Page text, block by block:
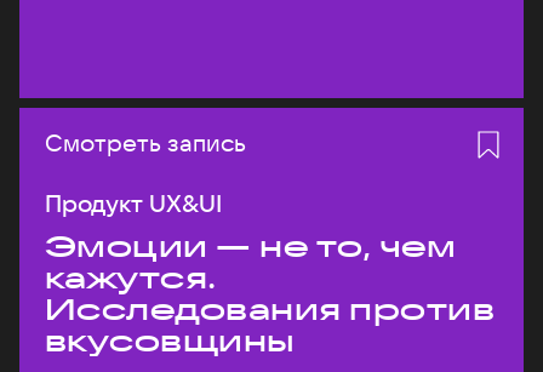
Смотреть запись
Продукт UX&UI
Эмоции — не то, чем
кажутся.
Исследования против
вкусовщины